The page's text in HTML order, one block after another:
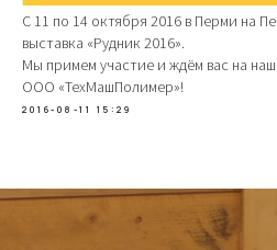
C 11 по 14 октября 2016 в Перми на
выставка «Рудник 2016».
Мы примем участие и ждём вас на
ООО «ТехМашПолимер»!
2016-08-11 15:29